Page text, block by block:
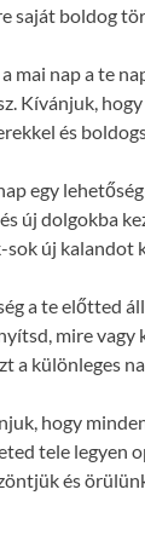
saját boldog
mai nap a te
Kívánjuk, hogy
és
egy
új dolgokba
sok új kalandot
a te előtted
mire vagy
a különleges
hogy
tele legyen
és